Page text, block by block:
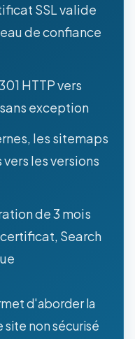
SSL valide
de confiance
HTTP vers
exception
les sitemaps
les versions
de 3 mois
Search
d'aborder la
site non sécurisé